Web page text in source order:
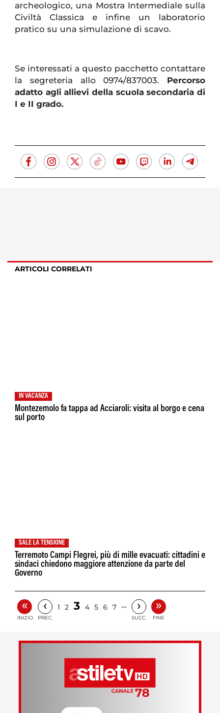
archeologico, una Mostra Intermediale sulla
Civiltà Classica e infine un laboratorio
pratico su una simulazione di scavo.
Se interessati a questo pacchetto contattare
la segreteria allo 0974/837003. Percorso
adatto agli allievi della scuola secondaria di
I e II grado.
ARTICOLI CORRELATI
IN VACANZA
Montezemolo fa tappa ad Acciaroli: visita al borgo e cena
sul porto
SALE LA TENSIONE
Terremoto Campi Flegrei, più di mille evacuati: cittadini e
sindaci chiedono maggiore attenzione da parte del
Governo
«
INIZIO
‹
PREC.
1 2 3 4 5 6 7 … ›
SUCC.
»
FINE